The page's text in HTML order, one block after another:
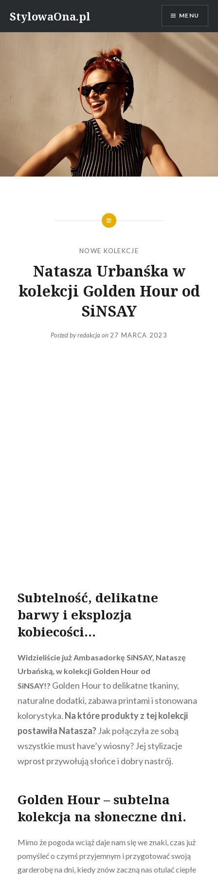
content
StylowaOna.pl MENU
NOWE KOLEKCJE
Natasza Urbanśka w
kolekcji Golden Hour od
SiNSAY
Posted byredakcja on 27 MARCA 2023
Subtelność, delikatne
barwy i eksplozja
kobiecości…
Widzieliście już Ambasadorkę SiNSAY, Nataszę
Urbańską, w kolekcji Golden Hour od
SiNSAY!? Golden Hour to delikatne tkaniny,
naturalne dodatki, zabawa printami i stonowana
kolorystyka. Na które produkty z tej kolekcji
postawiła Natasza?Jak połączyła ze sobą
wszystkie must have’y wiosny? Jej stylizacje
wprost przywołują słońce i dobry nastrój.
Golden Hour – subtelna
kolekcja na słoneczne dni.
Mimo że pogoda wciąż daje nam się we znaki, czas już
pomyśleć o czymś przyjemnym i przygotować swoją
garderobę na dni, kiedy znów zaczną nas otulać ciepłe